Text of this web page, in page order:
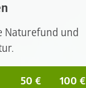
Naturefund und
50 € 100 €